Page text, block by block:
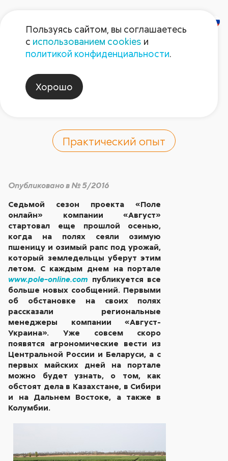
«Поле онлайн»:
начинаем седьмой
Практический опыт
Опубликовано в № 5/2016
Седьмой сезон проекта «Поле
онлайн» компании «Август»
стартовал еще прошлой осенью,
когда на полях сеяли озимую
пшеницу и озимый рапс под урожай,
который земледельцы уберут этим
летом. С каждым днем на портале
www.pole-online.com публикуется все
больше новых сообщений. Первыми
об обстановке на своих полях
рассказали региональные
менеджеры компании «Август-
Украина». Уже совсем скоро
появятся агрономические вести из
Центральной России и Беларуси, а с
первых майских дней на портале
можно будет узнать, о том, как
обстоят дела в Казахстане, в Сибири
и на Дальнем Востоке, а также в
Колумбии.
Пользуясь сайтом, вы соглашаетесь
с использованием cookies и
политикой конфиденциальности.
Хорошо